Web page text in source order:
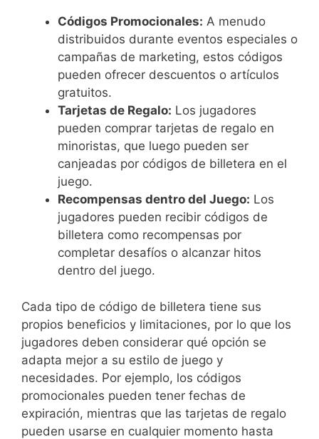
Códigos Promocionales: A menudo
distribuidos durante eventos especiales o
campañas de marketing, estos códigos
pueden ofrecer descuentos o artículos
gratuitos.
Tarjetas de Regalo: Los jugadores
pueden comprar tarjetas de regalo en
minoristas, que luego pueden ser
canjeadas por códigos de billetera en el
juego.
Recompensas dentro del Juego: Los
jugadores pueden recibir códigos de
billetera como recompensas por
completar desafíos o alcanzar hitos
dentro del juego.
Cada tipo de código de billetera tiene sus
propios beneficios y limitaciones, por lo que los
jugadores deben considerar qué opción se
adapta mejor a su estilo de juego y
necesidades. Por ejemplo, los códigos
promocionales pueden tener fechas de
expiración, mientras que las tarjetas de regalo
pueden usarse en cualquier momento hasta